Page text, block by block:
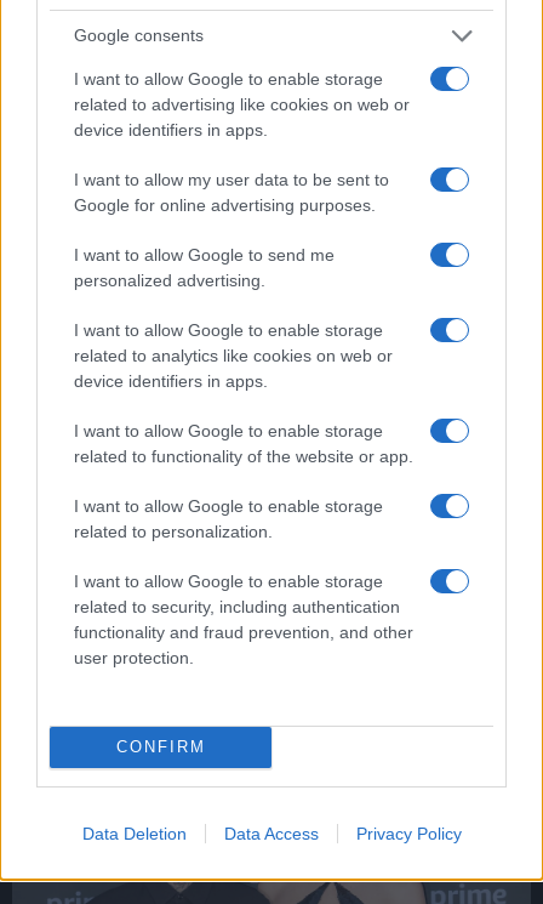
Google consents
I want to allow Google to enable storage
related to advertising like cookies on web or
device identifiers in apps.
I want to allow my user data to be sent to
Google for online advertising purposes.
I want to allow Google to send me
personalized advertising.
I want to allow Google to enable storage
related to analytics like cookies on web or
device identifiers in apps.
I want to allow Google to enable storage
related to functionality of the website or app.
I want to allow Google to enable storage
related to personalization.
I want to allow Google to enable storage
related to security, including authentication
functionality and fraud prevention, and other
user protection.
CONFIRM
Data Deletion Data Access Privacy Policy
ferroviarie.
Identità e Crimini dei Fuggitivi
Il più anziano dei tre ha compiuto 17 anni a novembre
scorso, mentre il più giovane ha solo 15 anni. Gli
evasi erano stati arrestati per reati di rapina e
estremamente pericolosi dalla polizia, data la loro
predisposizione alla violenza, e si sospetta che
possano aver avuto un ruolo significativo nella rissa
che ha facilitato la loro fuga.
Allerta Gialla per
Maltempo a Roma
Intense ma Caldo
Invariato
Fiumicino:
sulle nuove rotte
dell’aeroporto
ARTICOLI CORRELATI